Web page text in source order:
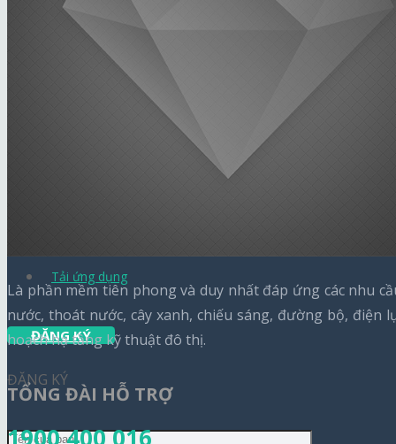
Tin triển khai
Tin công nghệ
Báo chí nói về chúng tôi
Tải ứng dụng
ĐĂNG KÝ
ĐĂNG KÝ
Là phần mềm tiên phong và duy nhất đáp ứng các nhu
nước, thoát nước, cây xanh, chiếu sáng, đường bộ,
hoạch hạ tầng kỹ thuật đô thị.
TỔNG ĐÀI HỖ TRỢ